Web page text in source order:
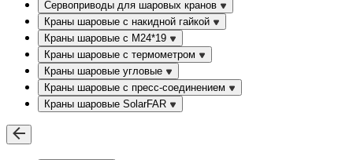
Сервоприводы для шаровых кранов
Краны шаровые с накидной гайкой
Краны шаровые с М24*19
Краны шаровые с термометром
Краны шаровые угловые
Краны шаровые c пресс-соединением
Краны шаровые SolarFAR